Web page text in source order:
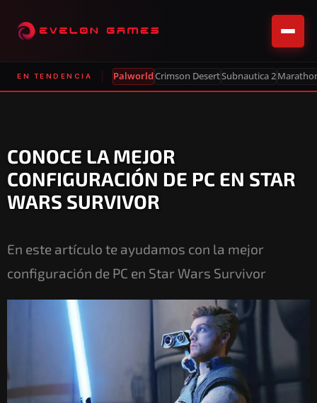
EN TENDENCIA PalworldCrimson DesertSubnautica 2
CONOCE LA MEJOR
CONFIGURACIÓN DE PC EN STAR
WARS SURVIVOR
En este artículo te ayudamos con la mejor
configuración de PC en Star Wars Survivor